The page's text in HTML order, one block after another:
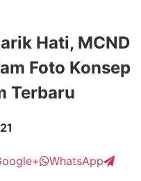
Hati, MCND
Foto Konsep
Terbaru
WhatsApp